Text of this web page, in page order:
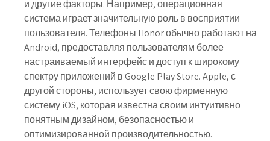
и другие факторы. Например, операционная
система играет значительную роль в восприятии
пользователя. Телефоны Honor обычно работают на
Android, предоставляя пользователям более
настраиваемый интерфейс и доступ к широкому
спектру приложений в Google Play Store. Apple, с
другой стороны, использует свою фирменную
систему iOS, которая известна своим интуитивно
понятным дизайном, безопасностью и
оптимизированной производительностью.